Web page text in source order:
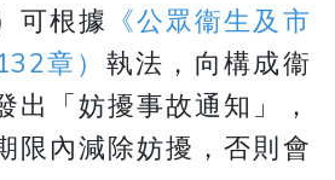
可根據 《公眾衞生及市
章） 執法，向構成衞
出「妨擾事故通知」，
限內減除妨擾，否則會